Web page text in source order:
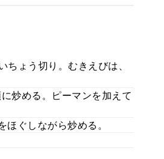
ょう切り。むきえびは、
炒める。ピーマンを加えて
ぐしながら炒める。